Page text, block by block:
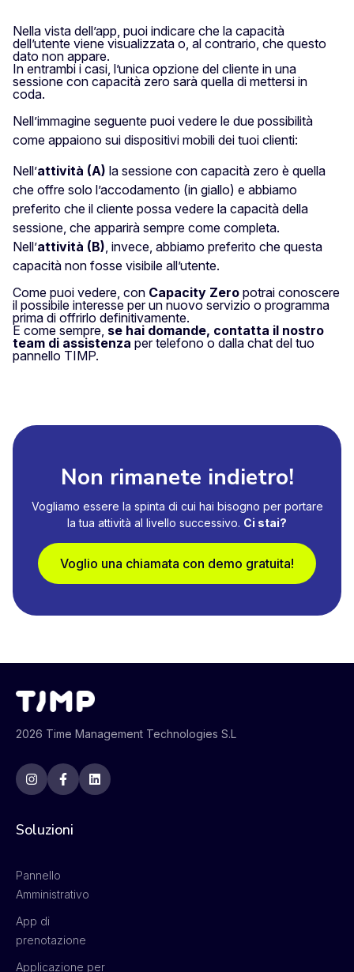
Nella vista dell’app, puoi indicare che la capacità
dell’utente viene visualizzata o, al contrario, che questo
dato non appare.
In entrambi i casi, l’unica opzione del cliente in una
sessione con capacità zero sarà quella di mettersi in
coda.
Nell’immagine seguente puoi vedere le due possibilità
come appaiono sui dispositivi mobili dei tuoi clienti:
Nell’attività (A) la sessione con capacità zero è quella
che offre solo l’accodamento (in giallo) e abbiamo
preferito che il cliente possa vedere la capacità della
sessione, che apparirà sempre come completa.
Nell’attività (B) , invece, abbiamo preferito che questa
capacità non fosse visibile all’utente.
Come puoi vedere, con Capacity Zero potrai conoscere
il possibile interesse per un nuovo servizio o programma
prima di offrirlo definitivamente.
E come sempre, se hai domande, contatta il nostro
team di assistenza per telefono o dalla chat del tuo
pannello TIMP.
Non rimanete indietro!
Vogliamo essere la spinta di cui hai bisogno per portare
la tua attività al livello successivo. Ci stai?
Voglio una chiamata con demo gratuita!
2026 Time Management Technologies S.L
Soluzioni
Pannello
Amministrativo
App di
prenotazione
Applicazione per